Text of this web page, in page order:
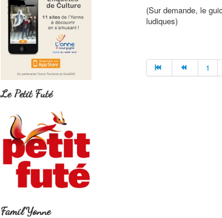
Le Petit Futé
Famil'Yonne
(Sur demande, le
ludiques)
1